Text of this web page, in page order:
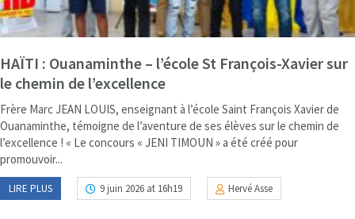
HAÏTI : Ouanaminthe – l’école St François-Xavier sur
le chemin de l’excellence
Frère Marc JEAN LOUIS, enseignant à l’école Saint François Xavier de
Ouanaminthe, témoigne de l’aventure de ses élèves sur le chemin de
l’excellence ! « Le concours « JENI TIMOUN » a été créé pour
promouvoir...
LIRE PLUS 9 juin 2026 at 16h19 Hervé Asse